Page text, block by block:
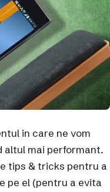
in care ne vom
altul mai performant.
tips & tricks pentru a
pe el (pentru a evita